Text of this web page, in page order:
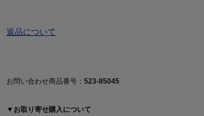
返品について
お問い合わせ商品番号： 523-85045
▼お取り寄せ購入について